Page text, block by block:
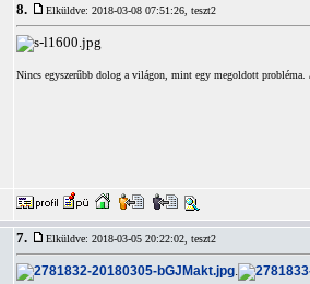
8. Elküldve: 2018-03-08 07:51:26, teszt2
Nincs egyszerűbb dolog a világon, mint egy megoldott probléma.
7. Elküldve: 2018-03-05 20:22:02, teszt2